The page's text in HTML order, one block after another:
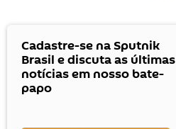
Cadastre-se na Sputnik
Brasil e discuta as últimas
notícias em nosso bate-
papo